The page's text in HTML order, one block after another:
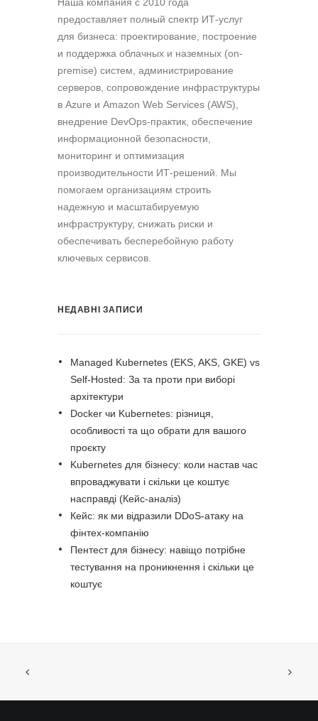
предоставляет полный спектр ИТ-услуг
для бизнеса: проектирование, построение
и поддержка облачных и наземных (on-
premise) систем, администрирование
серверов, сопровождение инфраструктуры
в Azure и Amazon Web Services (AWS),
внедрение DevOps-практик, обеспечение
информационной безопасности,
мониторинг и оптимизация
производительности ИТ-решений. Мы
помогаем организациям строить
надежную и масштабируемую
инфраструктуру, снижать риски и
обеспечивать бесперебойную работу
ключевых сервисов.
НЕДАВНІ ЗАПИСИ
Managed Kubernetes (EKS, AKS, GKE) vs
Self-Hosted: За та проти при виборі
архітектури
Docker чи Kubernetes: різниця,
особливості та що обрати для вашого
проєкту
Kubernetes для бізнесу: коли настав час
впроваджувати і скільки це коштує
насправді (Кейс-аналіз)
Кейс: як ми відразили DDoS-атаку на
фінтех-компанію
Пентест для бізнесу: навіщо потрібне
тестування на проникнення і скільки це
коштує